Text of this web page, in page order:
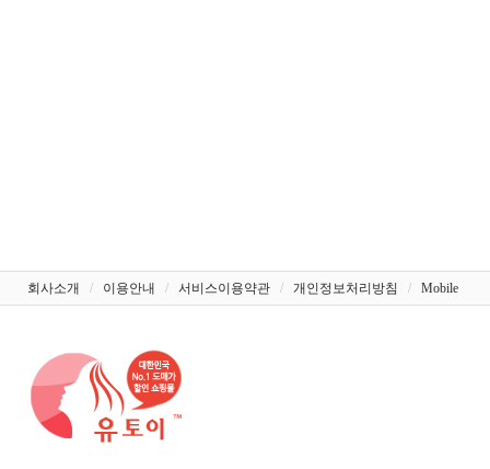
회사소개 / 이용안내 / 서비스이용약관 / 개인정보처리방침 / Mobile